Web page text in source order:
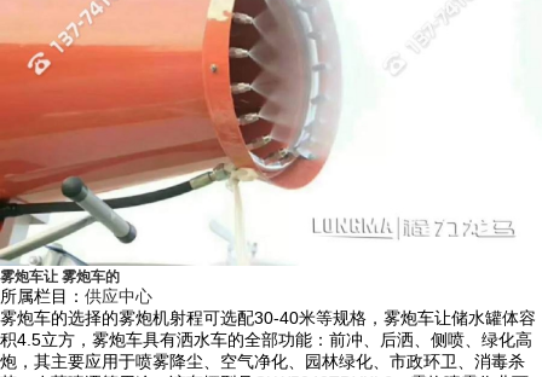
雾炮车让 雾炮车的
所属栏目： 供应中心
雾炮车的选择的雾炮机射程可选配30-40米等规格，雾炮车让储水罐体容
积4.5立方，雾炮车具有洒水车的全部功能：前冲、后洒、侧喷、绿化高
炮，其主要应用于喷雾降尘、空气净化、园林绿化、市政环卫、消毒杀